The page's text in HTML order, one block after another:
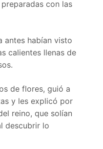
con las
antes habían visto
calientes llenas de
de flores, guió a
y les explicó por
reino, que solían
descubrir lo